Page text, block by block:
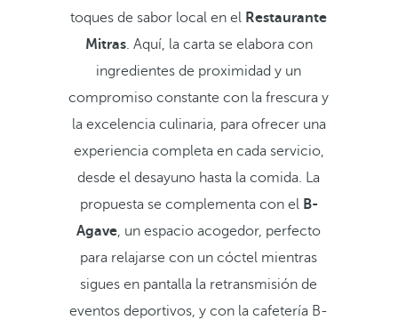
toques de sabor local en el Restaurante
Mitras. Aquí, la carta se elabora con
ingredientes de proximidad y un
compromiso constante con la frescura y
la excelencia culinaria, para ofrecer una
experiencia completa en cada servicio,
desde el desayuno hasta la comida. La
propuesta se complementa con el B-
Agave, un espacio acogedor, perfecto
para relajarse con un cóctel mientras
sigues en pantalla la retransmisión de
eventos deportivos, y con la cafetería B-